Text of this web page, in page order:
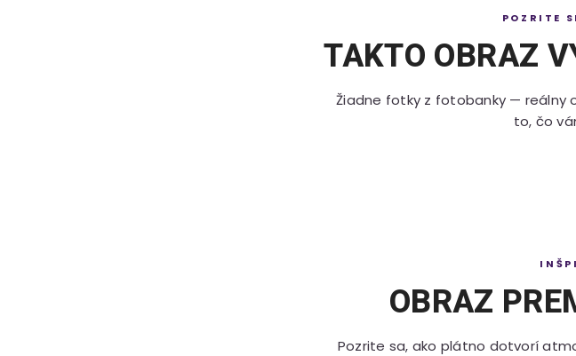
POZRITE
TAKTO OBRAZ
Žiadne fotky z fotobanky — reálny
to, čo
OBRAZ
Pozrite sa, ako plátno dotvorí